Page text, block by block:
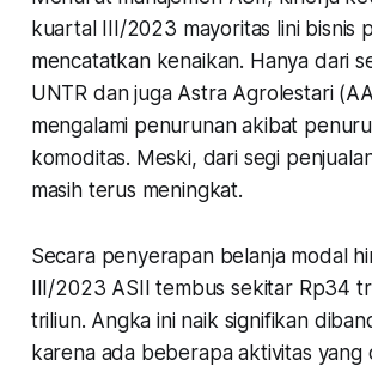
kuartal III/2023 mayoritas lini bisnis
mencatatkan kenaikan. Hanya dari
UNTR dan juga Astra Agrolestari
mengalami penurunan akibat
komoditas. Meski, dari segi
masih terus meningkat.
Secara penyerapan belanja modal
III/2023 ASII tembus sekitar Rp34
triliun. Angka ini naik signifikan
karena ada beberapa aktivitas yang